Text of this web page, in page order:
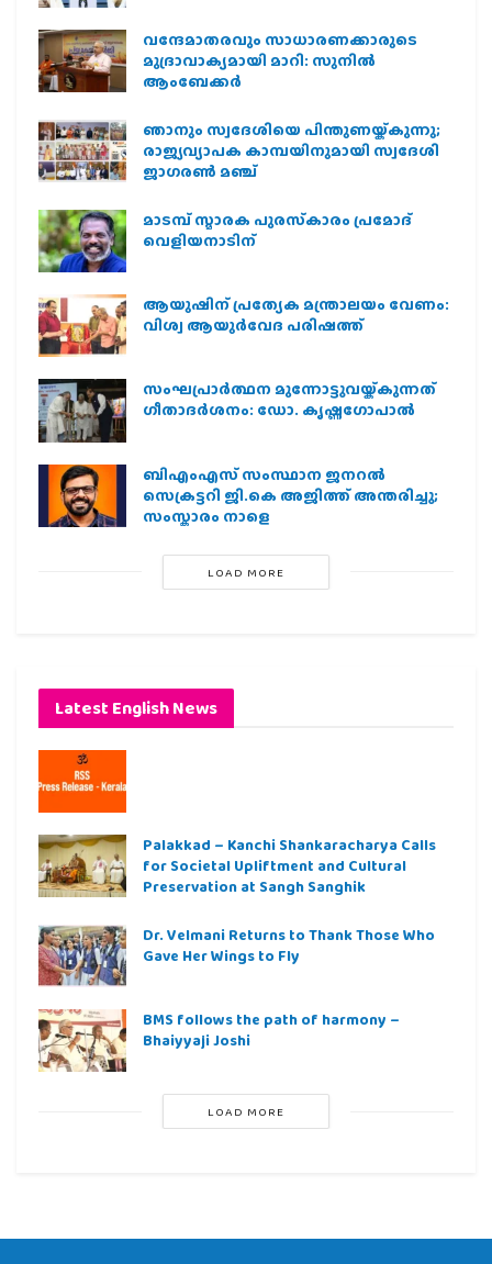
വന്ദേമാതരവും സാധാരണക്കാരുടെ
മുദ്രാവാക്യമായി മാറി: സുനിൽ
ആംബേക്കർ
ഞാനും സ്വദേശിയെ പിന്തുണയ്ക്കുന്നു;
രാജ്യവ്യാപക കാമ്പയിനുമായി സ്വദേശി
ജാഗരണ്‍ മഞ്ച്
മാടമ്പ് സ്മാരക പുരസ്‌കാരം പ്രമോദ്
വെളിയനാടിന്
ആയുഷിന് പ്രത്യേക മന്ത്രാലയം വേണം:
വിശ്വ ആയുര്‍വേദ പരിഷത്ത്
സംഘപ്രാര്‍ത്ഥന മുന്നോട്ടുവയ്ക്കുന്നത്
ഗീതാദര്‍ശനം: ഡോ. കൃഷ്ണഗോപാല്‍
ബിഎംഎസ് സംസ്ഥാന ജനറൽ
സെക്രട്ടറി ജി.കെ അജിത്ത് അന്തരിച്ചു;
സംസ്കാരം നാളെ
LOAD MORE
Latest English News
Palakkad – Kanchi Shankaracharya Calls
for Societal Upliftment and Cultural
Preservation at Sangh Sanghik
Dr. Velmani Returns to Thank Those Who
Gave Her Wings to Fly
BMS follows the path of harmony –
Bhaiyyaji Joshi
LOAD MORE